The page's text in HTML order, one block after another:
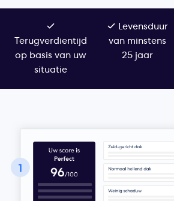
Terugverdientijd
op basis van uw
situatie
Levensduur
van minstens
25 jaar